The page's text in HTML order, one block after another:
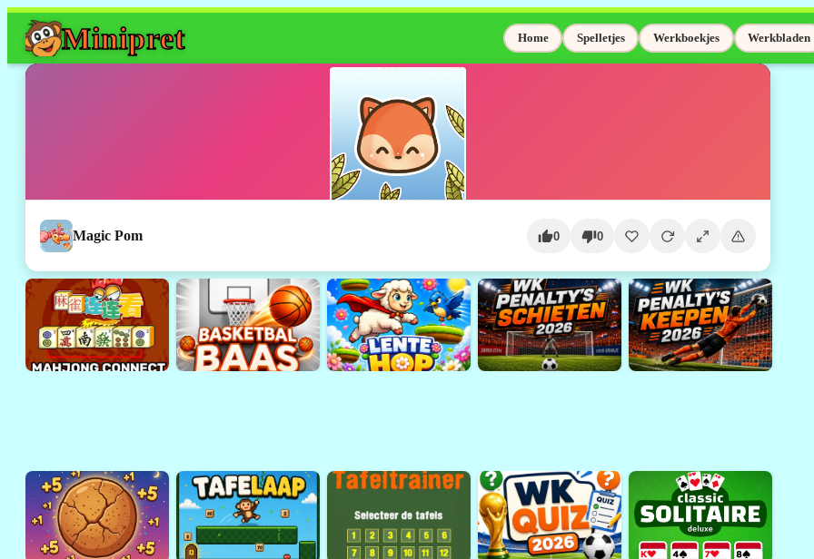
Minipret Home Spelletjes Werkboekjes Werkbladen
Magic Pom 0 0